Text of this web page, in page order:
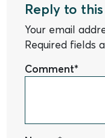
Reply to
Your email
Required fields
Comment*